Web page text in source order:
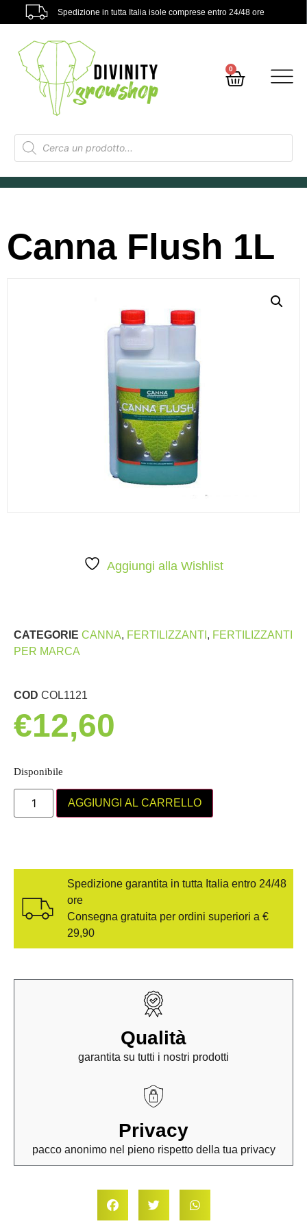
Spedizione in tutta Italia isole comprese entro 24/48 ore
0
Canna Flush 1L
Aggiungi alla Wishlist
CATEGORIE CANNA, FERTILIZZANTI , FERTILIZZANTI
PER MARCA
COD COL1121
€12,60
Disponibile
AGGIUNGI AL CARRELLO
Spedizione garantita in tutta Italia entro 24/48
ore
Consegna gratuita per ordini superiori a €
29,90
Qualità
garantita su tutti i nostri prodotti
Privacy
pacco anonimo nel pieno rispetto della tua privacy